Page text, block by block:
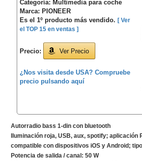
Categoría: Multimedia para coche
Marca: PIONEER
Es el 1º producto más vendido.[ Ver
el TOP 15 en ventas ]
Precio: Ver Precio
¿Nos visita desde USA? Compruebe
precio pulsando aquí
Autorradio bass 1-din con bluetooth
Iluminación roja, USB, aux, spotify; aplicación
compatible con dispositivos iOS y Android;
Potencia de salida / canal: 50 W